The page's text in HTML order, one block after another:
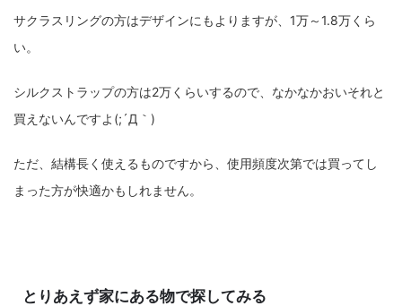
サクラスリングの方はデザインにもよりますが、1万～1.8万くら
い。
シルクストラップの方は2万くらいするので、なかなかおいそれと
買えないんですよ(;´Д｀)
ただ、結構長く使えるものですから、使用頻度次第では買ってし
まった方が快適かもしれません。
とりあえず家にある物で探してみる